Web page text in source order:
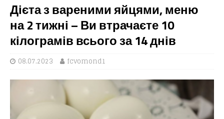
Дієта з вареними яйцями, меню
на 2 тижні – Ви втрачаєте 10
кілограмів всього за 14 днів
08.07.2023 fcvomond1